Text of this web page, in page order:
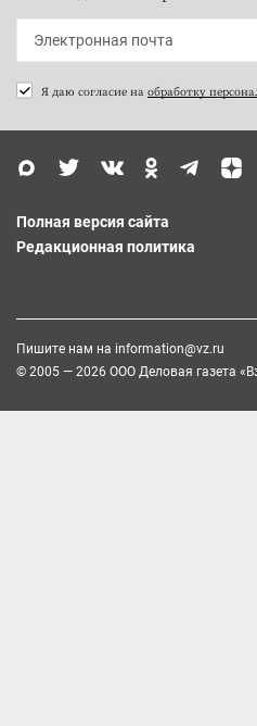
Я даю согласие на обработку
Полная версия сайта
Редакционная политика
Пишите нам на information@vz.ru
© 2005 — 2026 ООО Деловая газета